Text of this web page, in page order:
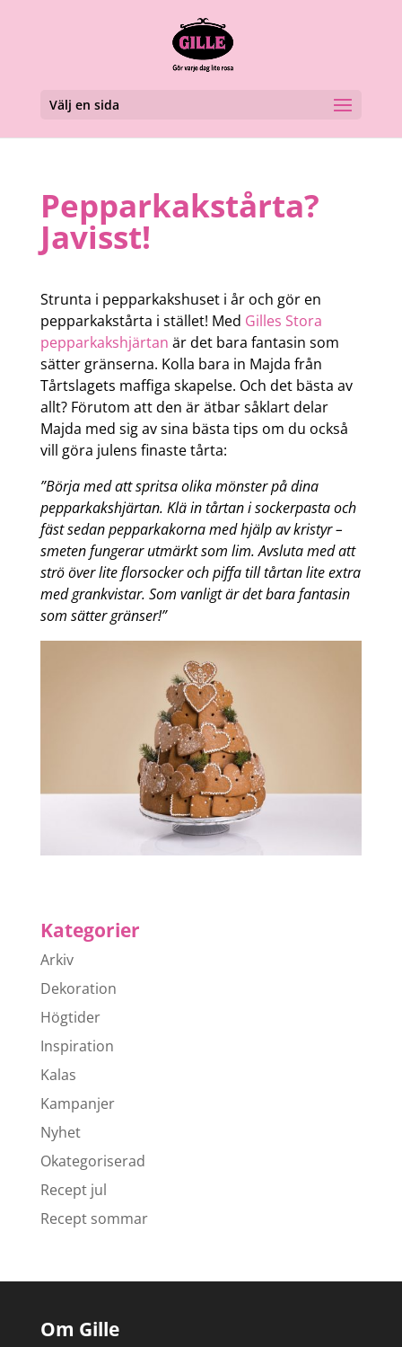
Välj en sida
Pepparkakstårta?
Javisst!
Strunta i pepparkakshuset i år och gör en
pepparkakstårta i stället! Med Gilles Stora
pepparkakshjärtan är det bara fantasin som
sätter gränserna. Kolla bara in Majda från
Tårtslagets maffiga skapelse. Och det bästa av
allt? Förutom att den är ätbar såklart delar
Majda med sig av sina bästa tips om du också
vill göra julens finaste tårta:
”Börja med att spritsa olika mönster på dina
pepparkakshjärtan. Klä in tårtan i sockerpasta och
fäst sedan pepparkakorna med hjälp av kristyr –
smeten fungerar utmärkt som lim. Avsluta med att
strö över lite florsocker och piffa till tårtan lite extra
med grankvistar. Som vanligt är det bara fantasin
som sätter gränser!”
Kategorier
Arkiv
Dekoration
Högtider
Inspiration
Kalas
Kampanjer
Nyhet
Okategoriserad
Recept jul
Recept sommar
Om Gille